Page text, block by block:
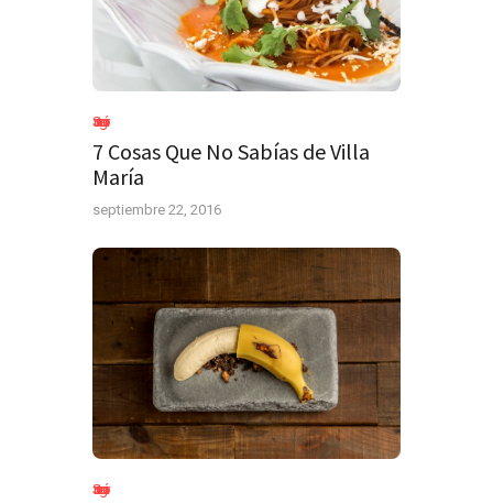
Sin categoría
7 Cosas Que No Sabías de Villa
María
septiembre 22, 2016
Sin categoría